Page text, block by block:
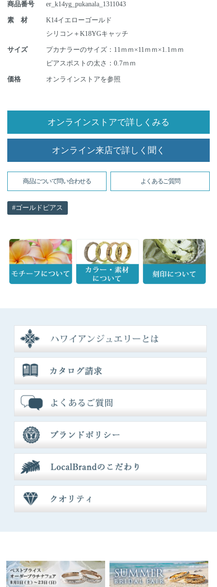
商品番号 er_k14yg_pukanala_1311043
素 材
K14イエローゴールド
シリコン＋K18YGキャッチ
サイズ
プカナラーのサイズ：11ｍｍ×11ｍｍ×1.1ｍｍ
ピアスポストの太さ：0.7ｍｍ
価格 オンラインストアを参照
オンラインストアで詳しくみる
オンライン来店で詳しく聞く
商品について問い合わせる よくあるご質問
ゴールドピアス